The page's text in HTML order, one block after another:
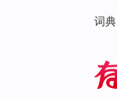
词典